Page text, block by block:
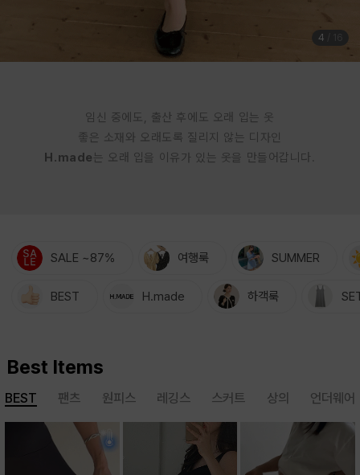
5
임신 중에도, 출산 후에도 오래 입는 옷
좋은 소재와 오래도록 질리지 않는 디자인
H.made는 오래 입을 이유가 있는 옷을 만들어갑니다.
SALE ~87% 여행룩 SUMMER
BEST H.made 하객룩
Best Items
BEST 팬츠 원피스 레깅스 스커트 상의 언더웨어